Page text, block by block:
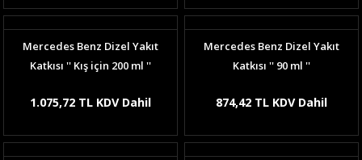
Mercedes Benz Dizel Yakıt
Katkısı '' Kış için 200 ml ''
1.075,72 TL KDV Dahil
Mercedes Benz Dizel Yakıt
Katkısı '' 90 ml ''
874,42 TL KDV Dahil